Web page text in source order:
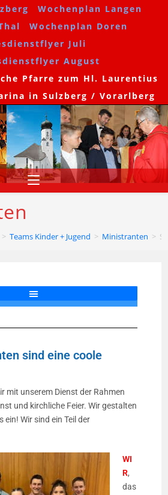
Wochenplan Langen
Wochenplan Doren
Juli
August
Pfarre zum Hl. Laurentius
in Sulzberg / Vorarlberg
> Teams Kinder + Jugend > Ministranten >
sind eine coole
mit unserem Dienst der Rahmen
und kirchliche Feier. Wir gestalten
ein! Wir sind ein Teil der
WI
R,
das